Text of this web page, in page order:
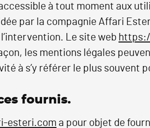
à tout moment aux
par la compagnie Affari
Le site web
les mentions légales
à s’y référer le plus souvent
fournis.
esteri.com a pour objet de